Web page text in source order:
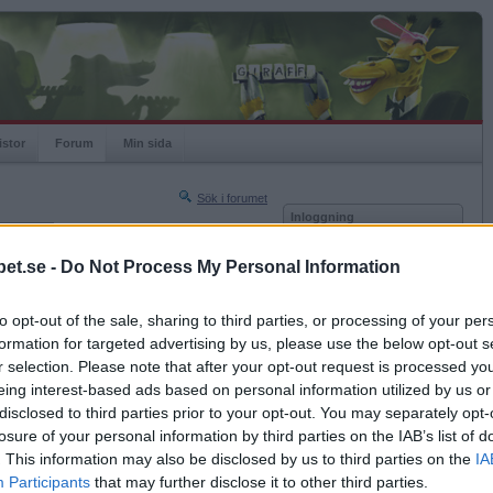
- Do Not Process My Personal Information
opt-out of the sale, sharing to third parties, or processing of your
for targeted advertising by us, please use the below opt-out
selection. Please note that after your opt-out request is processed
interest-based ads based on personal information utilized by us
to third parties prior to your opt-out. You may separately
of your personal information by third parties on the IAB’s list of
This information may also be disclosed by us to third parties on the
Participants that may further disclose it to other third parties.
Forum Min sida
Sök i forumet
Nästa sida »
2018-02-09 10:15
Inloggning
Kom ihåg mig
Glömt ditt lösenord?
Få ny aktiveringslänk
Betapet är gratis!